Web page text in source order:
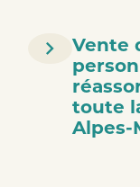
Vente
toute
Alpes-